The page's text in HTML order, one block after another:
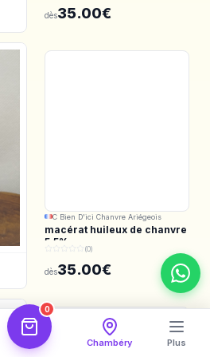
dès35.00€
C Bien D'ici Chanvre Ariégeois
macérat huileux de chanvre
5.5%
(0)
dès35.00€
0
Chambéry Plus